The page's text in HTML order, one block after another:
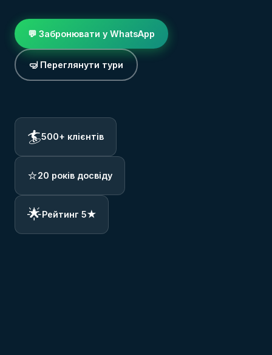
💬 Забронювати у WhatsApp
🤿 Переглянути тури
🏄500+ клієнтів
⭐20 років досвіду
🌟Рейтинг 5★